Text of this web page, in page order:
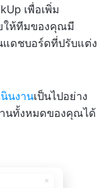
เพื่อเพิ่ม
ให้ทีมของคุณมี
แดชบอร์ดที่ปรับแต่ง
นงานเป็นไปอย่าง
นทั้งหมดของคุณได้